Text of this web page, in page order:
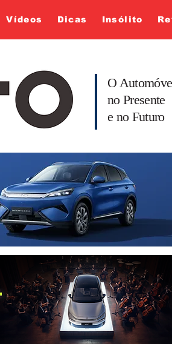
Vídeos Dicas Insólito
O
no Presente
e no Futuro